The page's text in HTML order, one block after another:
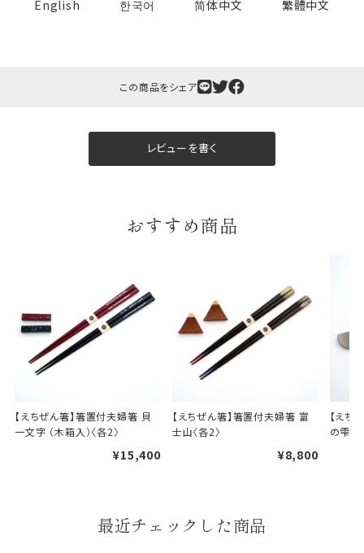
ギフト包装について
斗（のし）掛け・ギフト包装・手提げ袋を無料サービス
包装紙について
包装紙は2種類あります。
A.一般的なギフトに使用する包装紙です。
B.婚礼や出産、長寿祝などに使用する包装紙です。
一般的なギフト包装
包装
English 한국어 简体中文 繁體中文
この商品をシェア
レビューを書く
おすすめ商品
【えちぜん箸】箸置付夫婦箸 貝
一文字 （木箱入）〈各2〉
¥15,400
【えちぜん箸】箸置付夫婦箸 富
士山〈各2〉
¥8,800
【えち
の雫〈
最近チェックした商品